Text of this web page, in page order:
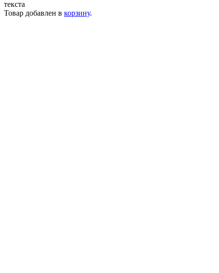
текста
Товар добавлен в корзину.